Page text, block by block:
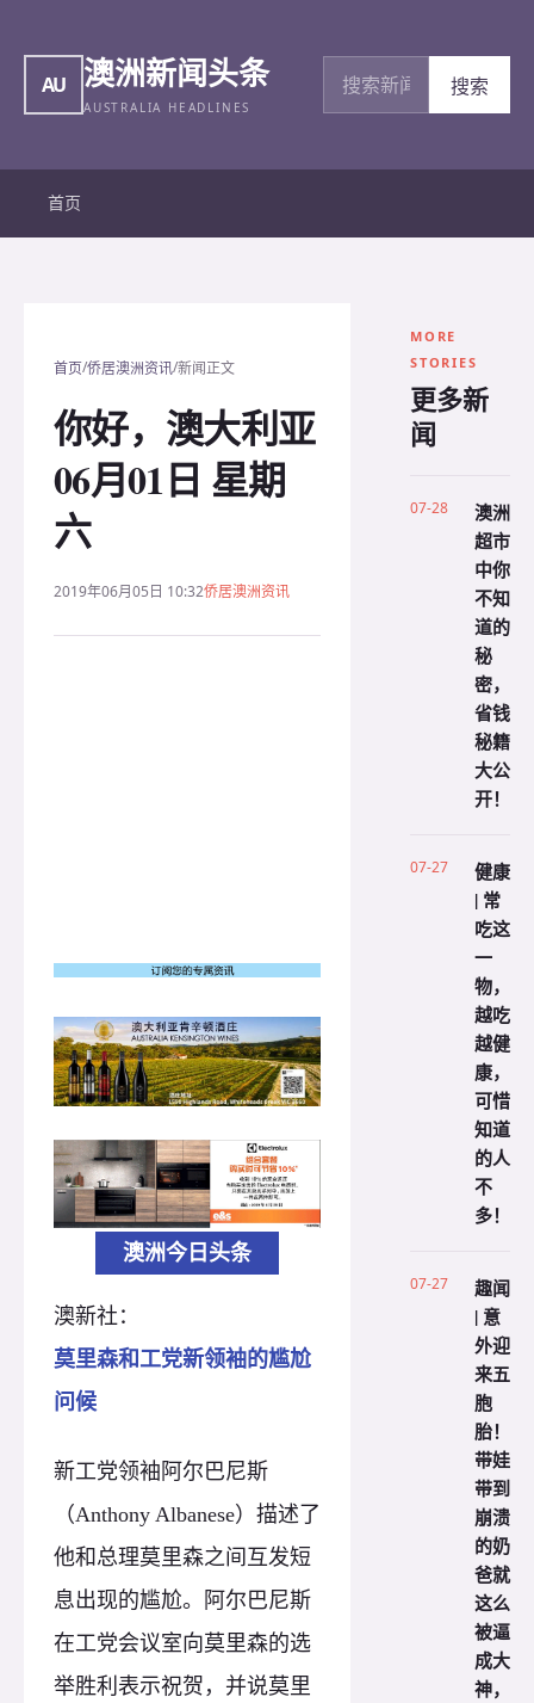
AU 澳洲新闻头条
AUSTRALIA HEADLINES
搜索新闻
搜索
首页
首页/侨居澳洲资讯/新闻正文
你好，澳大利亚
06月01日 星期
六
2019年06月05日 10:32侨居澳洲资讯
澳洲今日头条
澳新社：
莫里森和工党新领袖的尴尬
问候
新工党领袖阿尔巴尼斯
（Anthony Albanese）描述了
他和总理莫里森之间互发短
息出现的尴尬。阿尔巴尼斯
在工党会议室向莫里森的选
举胜利表示祝贺，并说莫里
MORE
STORIES
更多新
闻
07-28
澳洲
超市
中你
不知
道的
秘
密，
省钱
秘籍
大公
开！
07-27
健康
| 常
吃这
一
物，
越吃
越健
康，
可惜
知道
的人
不
多！
07-27
趣闻
| 意
外迎
来五
胞
胎！
带娃
带到
崩溃
的奶
爸就
这么
被逼
成大
神，